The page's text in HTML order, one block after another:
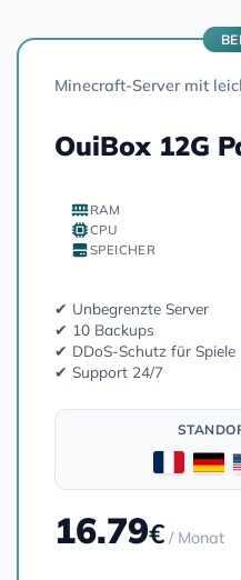
Minecraft-Server mit
OuiBox 12G
RAM
CPU
SPEICHER
✔ Unbegrenzte Server
✔ 10 Backups
✔ DDoS-Schutz für Spiele
✔ Support 24/7
16.79€ / Monat